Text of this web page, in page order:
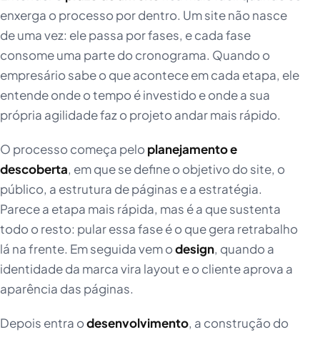
enxerga o processo por dentro. Um site não nasce
de uma vez: ele passa por fases, e cada fase
consome uma parte do cronograma. Quando o
empresário sabe o que acontece em cada etapa, ele
entende onde o tempo é investido e onde a sua
própria agilidade faz o projeto andar mais rápido.
O processo começa peloplanejamento e
descoberta, em que se define o objetivo do site, o
público, a estrutura de páginas e a estratégia.
Parece a etapa mais rápida, mas é a que sustenta
todo o resto: pular essa fase é o que gera retrabalho
lá na frente. Em seguida vem odesign, quando a
identidade da marca vira layout e o cliente aprova a
aparência das páginas.
Depois entra odesenvolvimento, a construção do